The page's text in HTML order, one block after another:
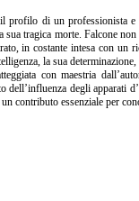
profilo di un professionista
tragica morte. Falcone
in costante intesa con un
la sua
con maestria
degli apparati
contributo essenziale per